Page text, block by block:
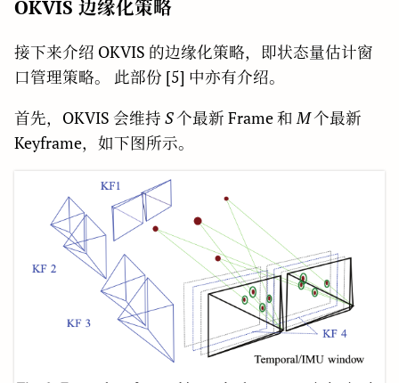
OKVIS 边缘化策略
接下来介绍 OKVIS 的边缘化策略，即状态量估计窗
口管理策略。 此部份 [5] 中亦有介绍。
首先，OKVIS 会维持 S个最新 Frame 和M个最新
Keyframe，如下图所示。